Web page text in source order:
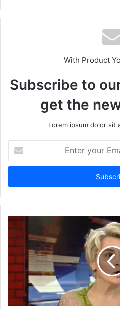
With Product
Subscribe to
get the
Lorem ipsum dolor sit
your
Email